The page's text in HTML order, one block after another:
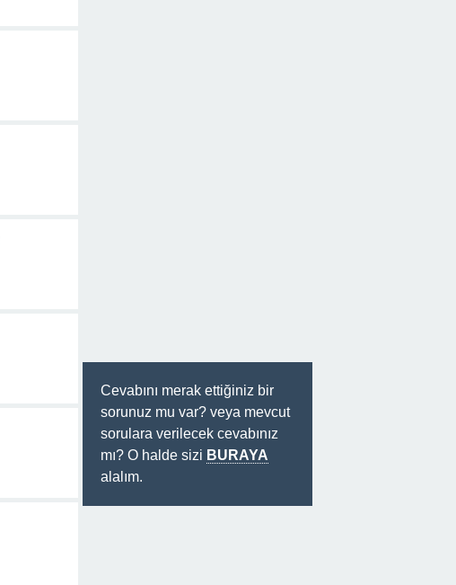
Cevabını merak ettiğiniz bir
sorunuz mu var? veya mevcut
sorulara verilecek cevabınız
mı? O halde sizi BURAYA
alalım.